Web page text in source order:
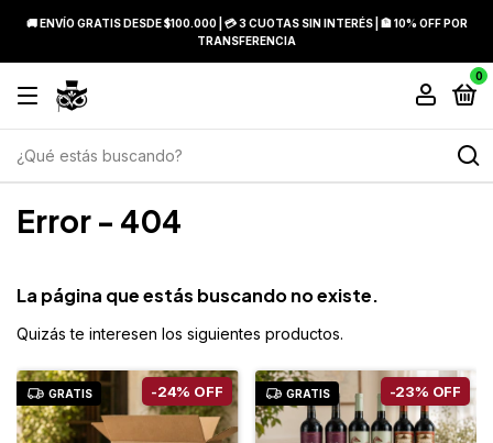
🚚 ENVÍO GRATIS DESDE $100.000 | 💳 3 CUOTAS SIN INTERÉS | 🏦 10% OFF POR
TRANSFERENCIA
0
Error - 404
La página que estás buscando no existe.
Quizás te interesen los siguientes productos.
GRATIS -24% OFF GRATIS -23% OFF